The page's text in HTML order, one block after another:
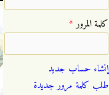
‏كلمة المرور ‏*
إنشاء حساب جديد
طلب كلمة مرور جديدة